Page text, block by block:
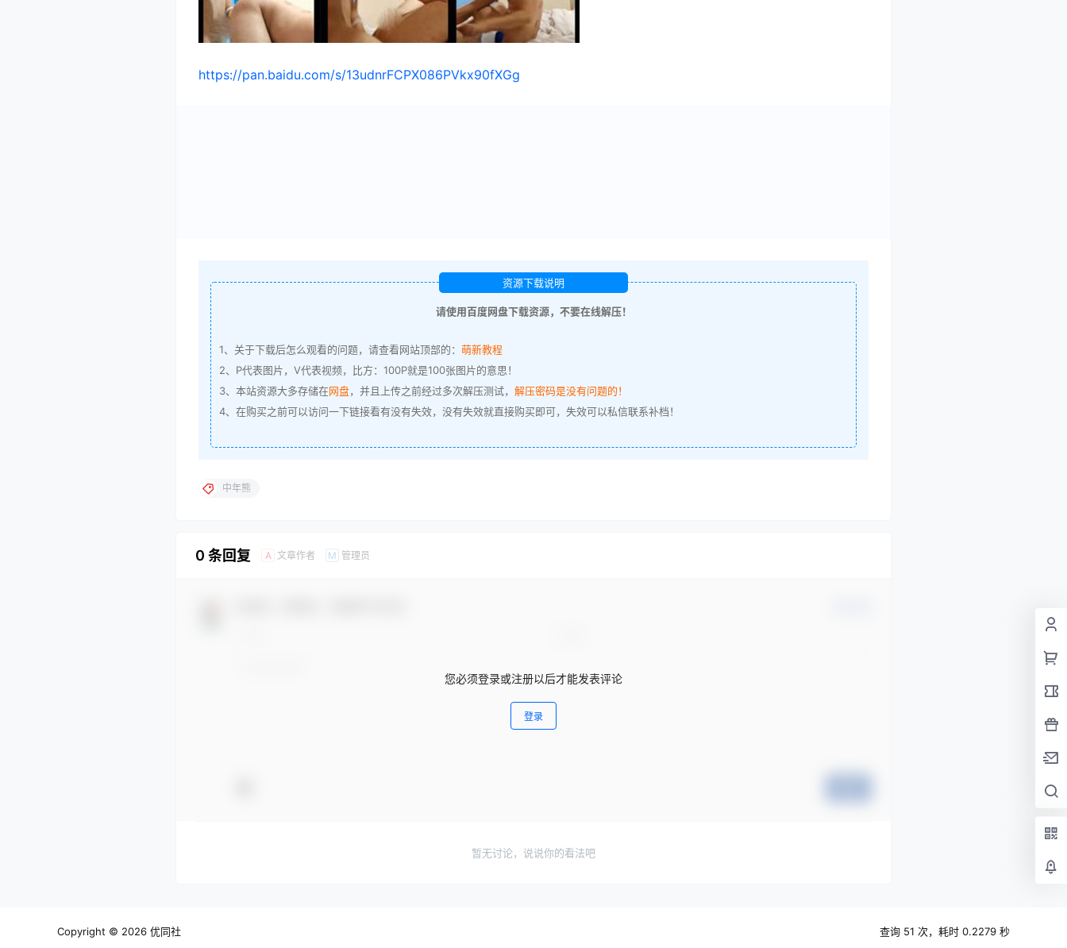
https://pan.baidu.com/s/13udnrFCPX086PVkx90fXGg
资源下载说明
请使用百度网盘下载资源，不要在线解压！
1、关于下载后怎么观看的问题，请查看网站顶部的： 萌新教程
2、P代表图片，V代表视频，比方：100P就是100张图片的意思！
3、本站资源大多存储在网盘，并且上传之前经过多次解压测试， 解压密码是没有问题的！
4、在购买之前可以访问一下链接看有没有失效，没有失效就直接购买即可，失效可以私信联系补档！
中年熊
0 条回复 A 文章作者 M 管理员
您必须登录或注册以后才能发表评论
登录
暂无讨论，说说你的看法吧
Copyright © 2026 优同社 查询 51 次，耗时 0.2279 秒